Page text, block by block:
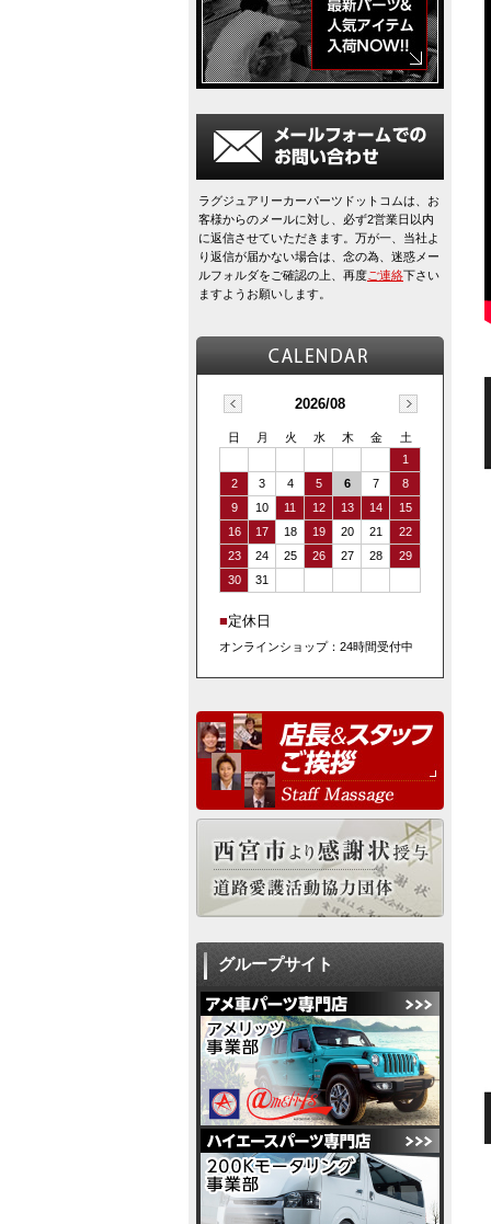
ラグジュアリーカーパーツドットコムは、お
客様からのメールに対し、必ず2営業日以内
に返信させていただきます。万が一、当社よ
り返信が届かない場合は、念の為、迷惑メー
ルフォルダをご確認の上、再度ご連絡下さい
ますようお願いします。
2026/08
日 月 火 水 木 金
土
1
2
3 4 5 6 7
8
9
10 11 12 13 14
15
16
17 18 19 20 21
22
23
24 25 26 27 28
29
30
31
■定休日
オンラインショップ：24時間受付中
グループサイト